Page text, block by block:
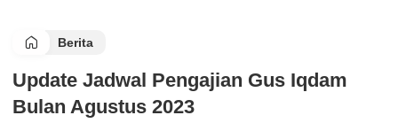
Berita
Update Jadwal Pengajian Gus Iqdam
Bulan Agustus 2023